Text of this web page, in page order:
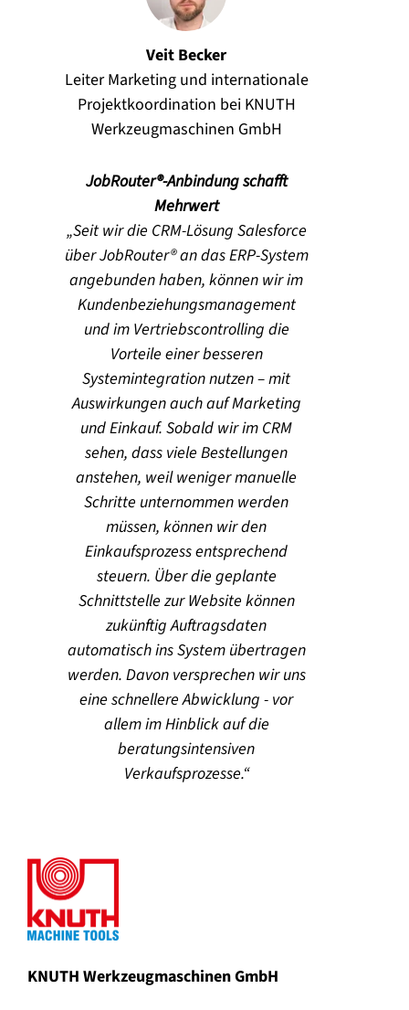
JobRouter®-Anbindung schafft
Mehrwert
Seit wir die CRM-Lösung Salesforce
über JobRouter® an das ERP-System
angebunden haben, können wir im
Kundenbeziehungsmanagement
und im Vertriebscontrolling die
Vorteile einer besseren
Systemintegration nutzen – mit
Auswirkungen auch auf Marketing
und Einkauf. Sobald wir im CRM
sehen, dass viele Bestellungen
anstehen, weil weniger manuelle
Schritte unternommen werden
müssen, können wir den
Einkaufsprozess entsprechend
steuern. Über die geplante
Schnittstelle zur Website können
zukünftig Auftragsdaten
automatisch ins System übertragen
werden. Davon versprechen wir uns
eine schnellere Abwicklung - vor
allem im Hinblick auf die
beratungsintensiven
Verkaufsprozesse.
Veit Becker
Leiter Marketing und internationale
Projektkoordination bei KNUTH
Werkzeugmaschinen GmbH
KNUTH Werkzeugmaschinen GmbH